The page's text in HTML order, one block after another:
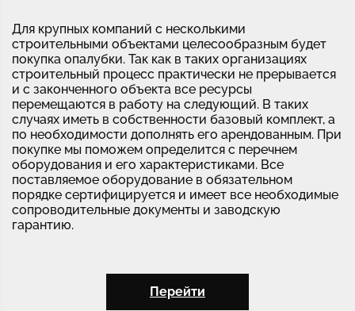
Для крупных компаний с несколькими
строительными объектами целесообразным будет
покупка опалубки. Так как в таких организациях
строительный процесс практически не прерывается
и с законченного объекта все ресурсы
перемещаются в работу на следующий. В таких
случаях иметь в собственности базовый комплект, а
по необходимости дополнять его арендованным. При
покупке мы поможем определится с перечнем
оборудования и его характеристиками. Все
поставляемое оборудование в обязательном
порядке сертифицируется и имеет все необходимые
сопроводительные документы и заводскую
гарантию.
Перейти